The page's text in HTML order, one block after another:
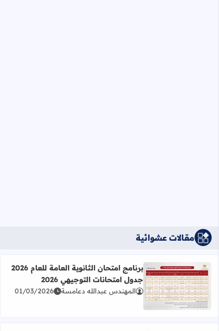
مقالات عشوائية
اقرأ المزيد عن برنامج امتحان الثانوية العامة للعام 2026 جدول امتحانات التوجيهي 2026
برنامج امتحان الثانوية العامة للعام 2026
جدول امتحانات التوجيهي 2026
المهندس عبدالله دعامسة 01/03/2026